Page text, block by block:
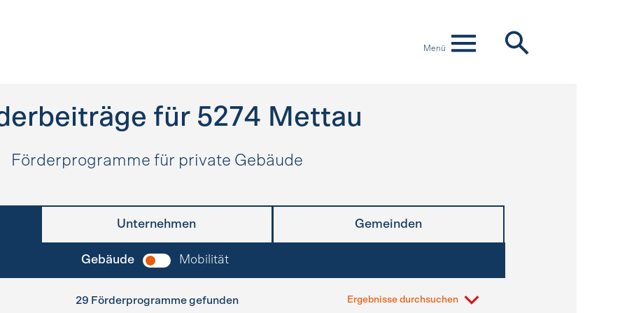
Menü
für 5274 Mettau
Förderprogramme für private Gebäude
Unternehmen Gemeinden
Gebäude Mobilität
29 Förderprogramme gefunden Ergebnisse durchsuchen